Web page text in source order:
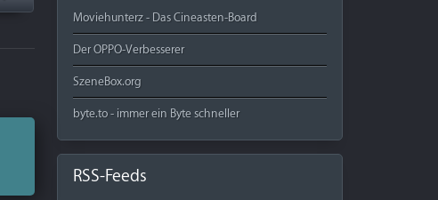
Moviehunterz - Das Cineasten-Board
Der OPPO-Verbesserer
SzeneBox.org
byte.to - immer ein Byte schneller
RSS-Feeds